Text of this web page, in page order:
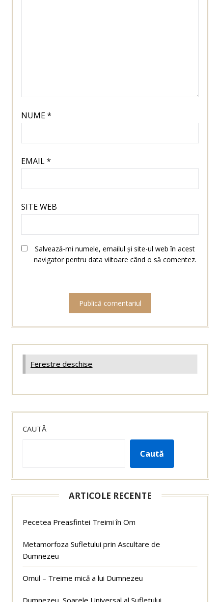
NUME*
EMAIL*
SITE WEB
Salvează-mi numele, emailul și site-ul web în acest
navigator pentru data viitoare când o să comentez.
Ferestre deschise
CAUTĂ
Caută
ARTICOLE RECENTE
Pecetea Preasfintei Treimi în Om
Metamorfoza Sufletului prin Ascultare de
Dumnezeu
Omul – Treime mică a lui Dumnezeu